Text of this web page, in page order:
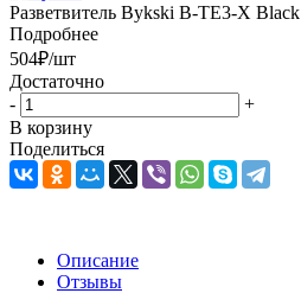
Разветвитель Bykski B-TE3-X Black
Подробнее
504₽/шт
Достаточно
-
+
В корзину
Поделиться
Описание
Отзывы